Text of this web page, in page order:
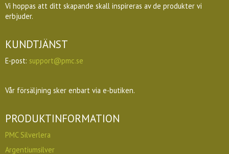
Vi hoppas att ditt skapande skall inspireras av de produkter vi
erbjuder.
KUNDTJÄNST
E-post: support@pmc.se
Vår försäljning sker enbart via e-butiken.
PRODUKTINFORMATION
PMC Silverlera
Argentiumsilver